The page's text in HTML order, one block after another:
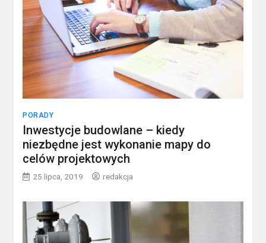
PORADY
Inwestycje budowlane – kiedy
niezbędne jest wykonanie mapy do
celów projektowych
25 lipca, 2019 redakcja